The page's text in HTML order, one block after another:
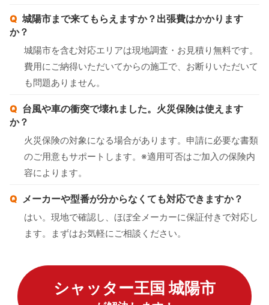
城陽市まで来てもらえますか？出張費はかかります
か？
城陽市を含む対応エリアは現地調査・お見積り無料です。
費用にご納得いただいてからの施工で、お断りいただいて
も問題ありません。
台風や車の衝突で壊れました。火災保険は使えます
か？
火災保険の対象になる場合があります。申請に必要な書類
のご用意もサポートします。※適用可否はご加入の保険内
容によります。
メーカーや型番が分からなくても対応できますか？
はい。現地で確認し、ほぼ全メーカーに保証付きで対応し
ます。まずはお気軽にご相談ください。
シャッター王国 城陽市